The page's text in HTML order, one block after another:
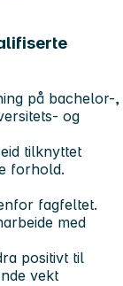
på bachelor-,
og
tilknyttet
forhold.
fagfeltet.
med
positivt til
vekt